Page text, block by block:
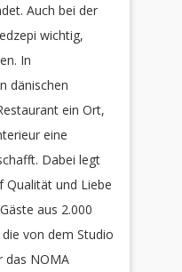
Auch bei der
wichtig,
In
dänischen
ein Ort,
eine
Dabei legt
Qualität und Liebe
aus 2.000
von dem Studio
das NOMA